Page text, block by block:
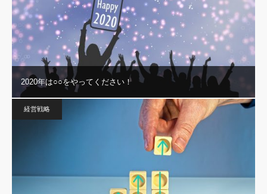
2020年は○○をやってください！
経営戦略